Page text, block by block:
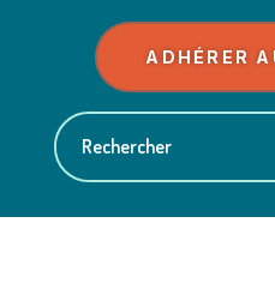
ADHÉRER